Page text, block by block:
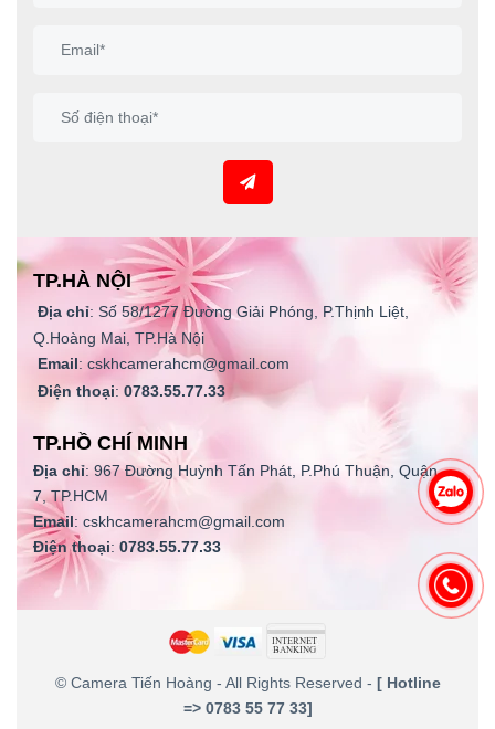
TP.HÀ NỘI
Địa chỉ: Số 58/1277 Đường Giải Phóng, P.Thịnh Liệt,
Q.Hoàng Mai, TP.Hà Nội
Email: cskhcamerahcm@gmail.com
Điện thoại: 0783.55.77.33
TP.HỒ CHÍ MINH
Địa chỉ: 967 Đường Huỳnh Tấn Phát, P.Phú Thuận, Quận
7, TP.HCM
Email: cskhcamerahcm@gmail.com
Điện thoại: 0783.55.77.33
© Camera Tiến Hoàng - All Rights Reserved - [ Hotline
=> 0783 55 77 33]